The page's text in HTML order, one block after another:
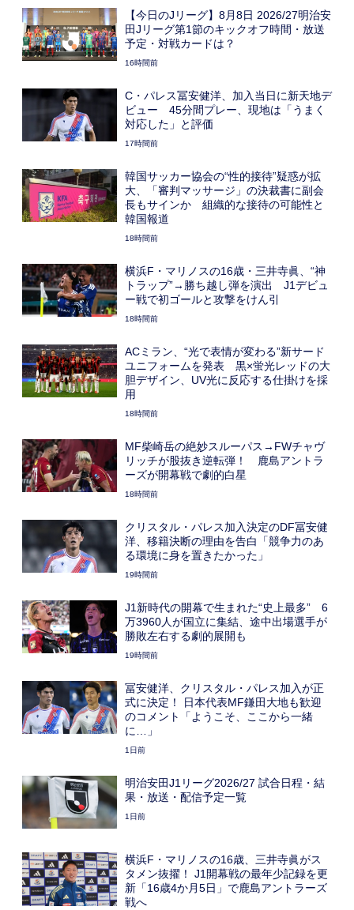
【今日のJリーグ】8月8日 2026/27明治安
田Jリーグ第1節のキックオフ時間・放送
予定・対戦カードは？
16時間前
C・パレス冨安健洋、加入当日に新天地デ
ビュー 45分間プレー、現地は「うまく
対応した」と評価
17時間前
韓国サッカー協会の“性的接待”疑惑が拡
大、「審判マッサージ」の決裁書に副会
長もサインか 組織的な接待の可能性と
韓国報道
18時間前
横浜F・マリノスの16歳・三井寺眞、“神
トラップ”→勝ち越し弾を演出 J1デビュ
ー戦で初ゴールと攻撃をけん引
18時間前
ACミラン、“光で表情が変わる”新サード
ユニフォームを発表 黒×蛍光レッドの大
胆デザイン、UV光に反応する仕掛けを採
用
18時間前
MF柴崎岳の絶妙スルーパス→FWチャヴ
リッチが股抜き逆転弾！ 鹿島アントラ
ーズが開幕戦で劇的白星
18時間前
クリスタル・パレス加入決定のDF冨安健
洋、移籍決断の理由を告白「競争力のあ
る環境に身を置きたかった」
19時間前
J1新時代の開幕で生まれた“史上最多” 6
万3960人が国立に集結、途中出場選手が
勝敗左右する劇的展開も
19時間前
冨安健洋、クリスタル・パレス加入が正
式に決定！ 日本代表MF鎌田大地も歓迎
のコメント「ようこそ、ここから一緒
に…」
1日前
明治安田J1リーグ2026/27 試合日程・結
果・放送・配信予定一覧
1日前
横浜F・マリノスの16歳、三井寺眞がス
タメン抜擢！ J1開幕戦の最年少記録を更
新「16歳4か月5日」で鹿島アントラーズ
戦へ